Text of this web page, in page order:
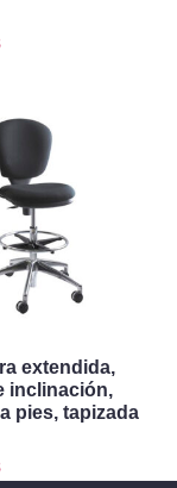
extendida,
inclinación,
pies, tapizada